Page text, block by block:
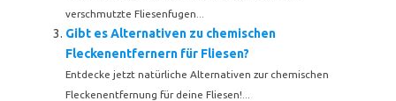
verschmutzte Fliesenfugen...
Gibt es Alternativen zu chemischen
Fleckenentfernern für Fliesen?
Entdecke jetzt natürliche Alternativen zur chemischen
Fleckenentfernung für deine Fliesen!...